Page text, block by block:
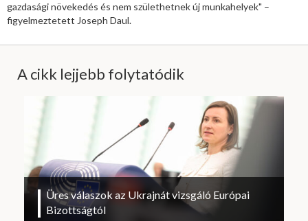
gazdasági növekedés és nem születhetnek új munkahelyek" –
figyelmeztetett Joseph Daul.
A cikk lejjebb folytatódik
Üres válaszok az Ukrajnát vizsgáló Európai
Bizottságtól